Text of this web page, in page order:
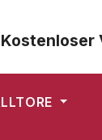
Kostenloser